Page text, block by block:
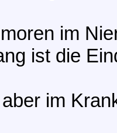
im
ist die
im